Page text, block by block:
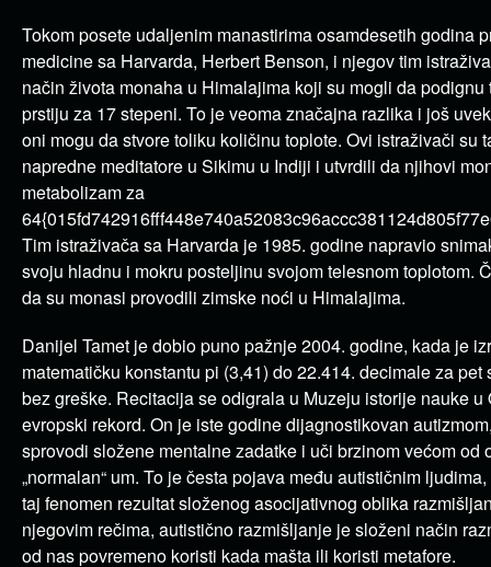
Tokom posete udaljenim manastirima osamdesetih godina
medicine sa Harvarda, Herbert Benson, i njegov tim
način života monaha u Himalajima koji su mogli da podignu
prstiju za 17 stepeni. To je veoma značajna razlika i još
oni mogu da stvore toliku količinu toplote. Ovi istraživači su
napredne meditatore u Sikimu u Indiji i utvrdili da njihovi
metabolizam za
Tim istraživača sa Harvarda je 1985. godine napravio
svoju hladnu i mokru posteljinu svojom telesnom toplotom.
da su monasi provodili zimske noći u Himalajima.
Danijel Tamet je dobio puno pažnje 2004. godine, kada je
matematičku konstantu pi (3,41) do 22.414. decimale za pet
bez greške. Recitacija se odigrala u Muzeju istorije nauke u
evropski rekord. On je iste godine dijagnostikovan
sprovodi složene mentalne zadatke i uči brzinom većom od
„normalan“ um. To je česta pojava među autističnim
taj fenomen rezultat složenog asocijativnog oblika
njegovim rečima, autistično razmišljanje je složeni način
od nas povremeno koristi kada mašta ili koristi metafore.